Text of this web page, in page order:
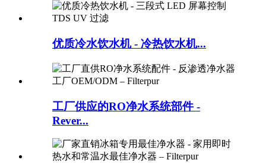
优质冷水饮水机 - 冷热饮水机...
工厂供应的RO净水系统部件 -
Rever...